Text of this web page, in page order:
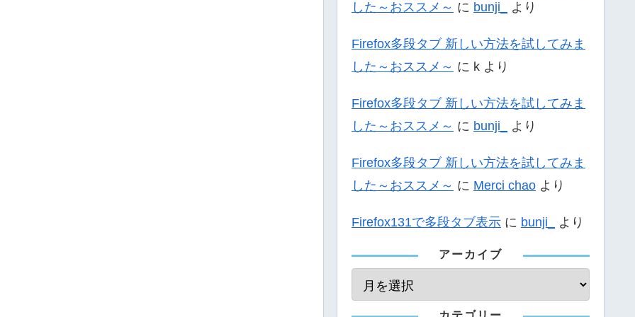
した～おススメ～ に bunji_ より
Firefox多段タブ 新しい方法を試してみま
した～おススメ～ に k より
Firefox多段タブ 新しい方法を試してみま
した～おススメ～ に bunji_ より
Firefox多段タブ 新しい方法を試してみま
した～おススメ～ に Merci chao より
Firefox131で多段タブ表示 に bunji_ より
アーカイブ